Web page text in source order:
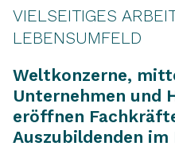
VIELSEITIGES
LEBENSUMFELD
Weltkonzerne,
Unternehmen und
eröffnen
Auszubildenden